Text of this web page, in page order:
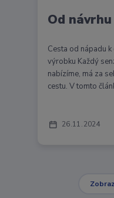
26 11 2024
Od
Cesta od nápadu
výrobku Každý
nabízíme, má za
cestu. V tomto